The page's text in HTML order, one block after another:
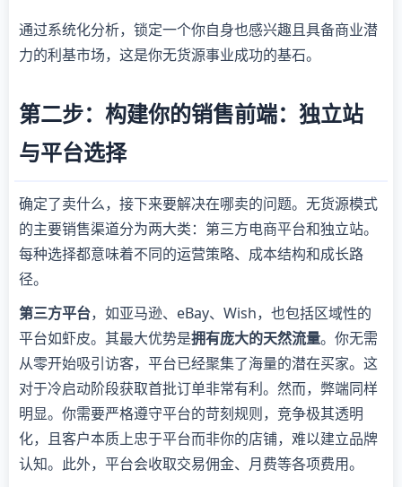
通过系统化分析，锁定一个你自身也感兴趣且具备商业潜
力的利基市场，这是你无货源事业成功的基石。
第二步：构建你的销售前端：独立站
与平台选择
确定了卖什么，接下来要解决在哪卖的问题。无货源模式
的主要销售渠道分为两大类：第三方电商平台和独立站。
每种选择都意味着不同的运营策略、成本结构和成长路
径。
第三方平台，如亚马逊、eBay、Wish，也包括区域性的
平台如虾皮。其最大优势是拥有庞大的天然流量。你无需
从零开始吸引访客，平台已经聚集了海量的潜在买家。这
对于冷启动阶段获取首批订单非常有利。然而，弊端同样
明显。你需要严格遵守平台的苛刻规则，竞争极其透明
化，且客户本质上忠于平台而非你的店铺，难以建立品牌
认知。此外，平台会收取交易佣金、月费等各项费用。